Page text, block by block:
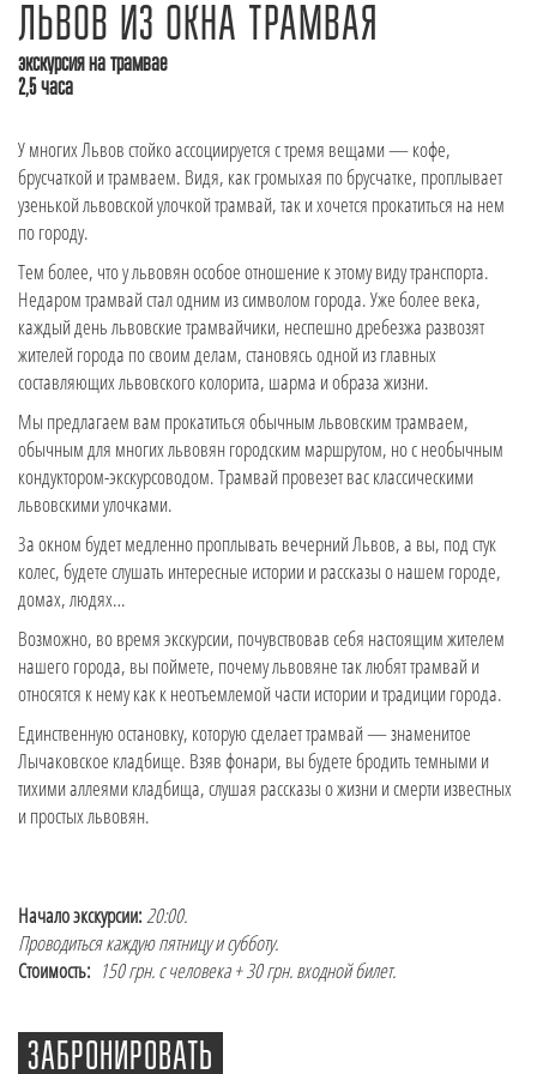
ЛЬВОВ ИЗ ОКНА ТРАМВАЯ
экскурсия на трамвае
2,5 часа
У многих Львов стойко ассоциируется с тремя вещами — кофе,
брусчаткой и трамваем. Видя, как громыхая по брусчатке, проплывает
узенькой львовской улочкой трамвай, так и хочется прокатиться на нем
по городу.
Тем более, что у львовян особое отношение к этому виду транспорта.
Недаром трамвай стал одним из символом города. Уже более века,
каждый день львовские трамвайчики, неспешно дребезжа развозят
жителей города по своим делам, становясь одной из главных
составляющих львовского колорита, шарма и образа жизни.
Мы предлагаем вам прокатиться обычным львовским трамваем,
обычным для многих львовян городским маршрутом, но с необычным
кондуктором-экскурсоводом. Трамвай провезет вас классическими
львовскими улочками.
За окном будет медленно проплывать вечерний Львов, а вы, под стук
колес, будете слушать интересные истории и рассказы о нашем городе,
домах, людях…
Возможно, во время экскурсии, почувствовав себя настоящим жителем
нашего города, вы поймете, почему львовяне так любят трамвай и
относятся к нему как к неотъемлемой части истории и традиции города.
Единственную остановку, которую сделает трамвай — знаменитое
Лычаковское кладбище. Взяв фонари, вы будете бродить темными и
тихими аллеями кладбища, слушая рассказы о жизни и смерти известных
и простых львовян.
Начало экскурсии:20:00.
Проводиться каждую пятницу и субботу.
Стоимость: 150 грн. с человека + 30 грн. входной билет.
ЗАБРОНИРОВАТЬ